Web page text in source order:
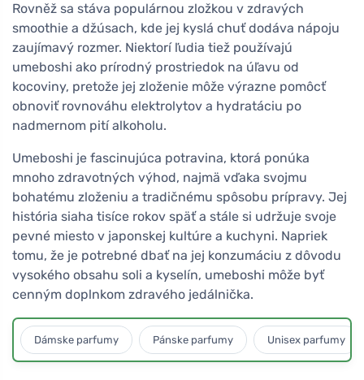
Rovněž sa stáva populárnou zložkou v zdravých
smoothie a džúsach, kde jej kyslá chuť dodáva nápoju
zaujímavý rozmer. Niektorí ľudia tiež používajú
umeboshi ako prírodný prostriedok na úľavu od
kocoviny, pretože jej zloženie môže výrazne pomôcť
obnoviť rovnováhu elektrolytov a hydratáciu po
nadmernom pití alkoholu.
Umeboshi je fascinujúca potravina, ktorá ponúka
mnoho zdravotných výhod, najmä vďaka svojmu
bohatému zloženiu a tradičnému spôsobu prípravy. Jej
história siaha tisíce rokov späť a stále si udržuje svoje
pevné miesto v japonskej kultúre a kuchyni. Napriek
tomu, že je potrebné dbať na jej konzumáciu z dôvodu
vysokého obsahu soli a kyselín, umeboshi môže byť
cenným doplnkom zdravého jedálnička.
Dámske parfumy Pánske parfumy Unisex parfumy